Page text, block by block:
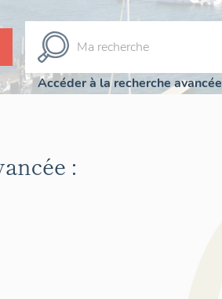
Accéder à la recherche avancée
: